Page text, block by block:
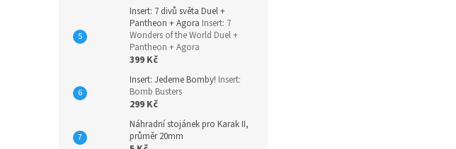
Insert: 7 divů světa Duel +
Pantheon + Agora Insert: 7
Wonders of the World Duel +
Pantheon + Agora
399 Kč
Insert: Jedeme Bomby! Insert:
Bomb Busters
299 Kč
Náhradní stojánek pro Karak II,
průměr 20mm